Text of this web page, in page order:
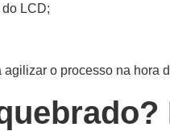
LCD;
o processo na hora